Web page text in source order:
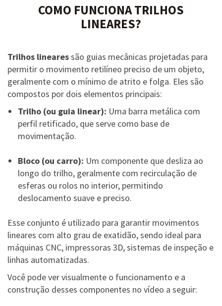
COMO FUNCIONA TRILHOS
LINEARES?
Trilhos linearessão guias mecânicas projetadas para
permitir o movimento retilíneo preciso de um objeto,
geralmente com o mínimo de atrito e folga. Eles são
compostos por dois elementos principais:
Trilho (ou guia linear): Uma barra metálica com
perfil retificado, que serve como base de
movimentação.
Bloco (ou carro): Um componente que desliza ao
longo do trilho, geralmente com recirculação de
esferas ou rolos no interior, permitindo
deslocamento suave e preciso.
Esse conjunto é utilizado para garantir movimentos
lineares com alto grau de exatidão, sendo ideal para
máquinas CNC, impressoras 3D, sistemas de inspeção e
linhas automatizadas.
Você pode ver visualmente o funcionamento e a
construção desses componentes no vídeo a seguir: